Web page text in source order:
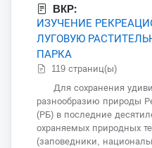
ВКР:
ИЗУЧЕНИЕ
ЛУГОВУЮ
ПАРКА
119 страниц(ы)
Для сохранения
разнообразию природы
(РБ) в последние
охраняемых природных
(заповедники,